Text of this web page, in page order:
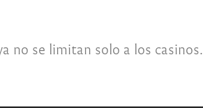
no se limitan solo a los casinos.